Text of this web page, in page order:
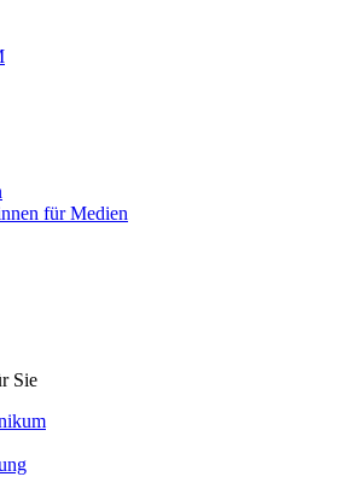
für Medien
Sie